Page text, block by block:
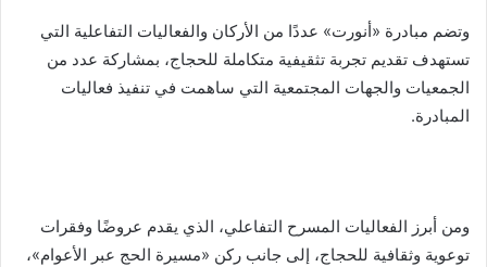
وتضم مبادرة «أنورت» عددًا من الأركان والفعاليات التفاعلية التي
تستهدف تقديم تجربة تثقيفية متكاملة للحجاج، بمشاركة عدد من
الجمعيات والجهات المجتمعية التي ساهمت في تنفيذ فعاليات
المبادرة.
ومن أبرز الفعاليات المسرح التفاعلي، الذي يقدم عروضًا وفقرات
توعوية وثقافية للحجاج، إلى جانب ركن «مسيرة الحج عبر الأعوام»،